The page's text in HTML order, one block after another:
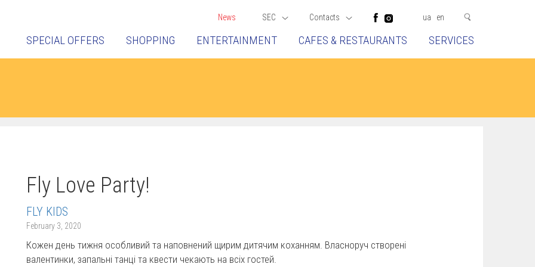
News SEC Contacts ua en
SPECIAL OFFERS SHOPPING ENTERTAINMENT CAFES & RESTAURANTS SERVICES
Fly Love Party!
FLY KIDS
February 3, 2020
Кожен день тижня особливий та наповнений щирим дитячим коханням. Власноруч створені
валентинки, запальні танці та квести чекають на всіх гостей.